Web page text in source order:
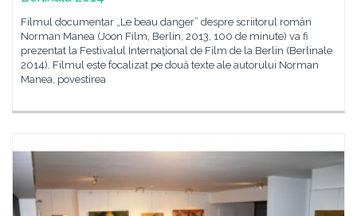
Filmul documentar „Le beau danger” despre scriitorul român
Norman Manea (Joon Film, Berlin, 2013, 100 de minute) va fi
prezentat la Festivalul Internaţional de Film de la Berlin (Berlinale
2014). Filmul este focalizat pe două texte ale autorului Norman
Manea, povestirea